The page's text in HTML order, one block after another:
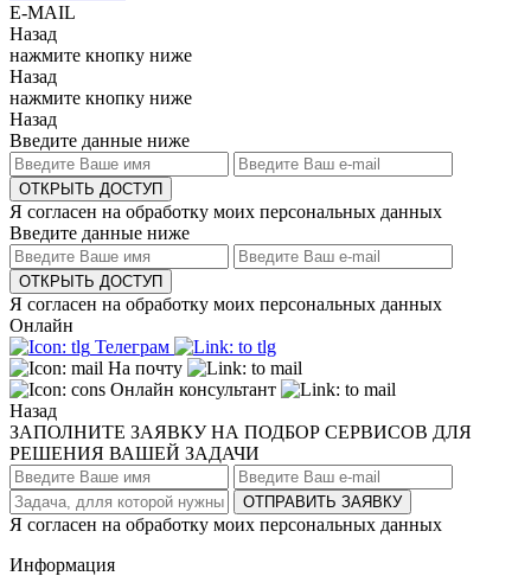
E-MAIL
Назад
нажмите кнопку ниже
Назад
нажмите кнопку ниже
Назад
Введите данные ниже
ОТКРЫТЬ ДОСТУП
Я согласен на обработку моих персональных данных
Введите данные ниже
ОТКРЫТЬ ДОСТУП
Я согласен на обработку моих персональных данных
Онлайн
Телеграм
На почту
Онлайн консультант
Назад
ЗАПОЛНИТЕ ЗАЯВКУ НА ПОДБОР СЕРВИСОВ ДЛЯ
РЕШЕНИЯ ВАШЕЙ ЗАДАЧИ
ОТПРАВИТЬ ЗАЯВКУ
Я согласен на обработку моих персональных данных
Информация